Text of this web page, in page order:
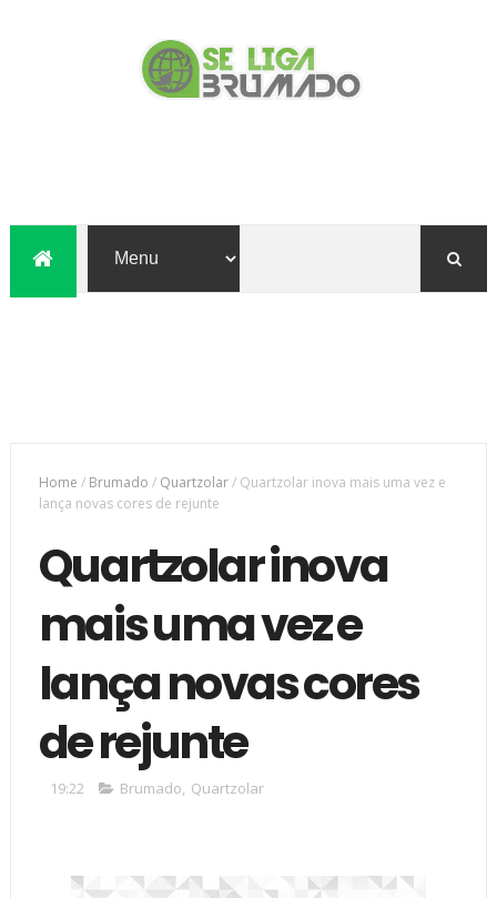
Home / Brumado / Quartzolar/ Quartzolar inova mais uma vez e
lança novas cores de rejunte
Quartzolar inova
mais uma vez e
lança novas cores
de rejunte
19:22 Brumado, Quartzolar